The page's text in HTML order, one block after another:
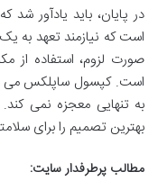
در پایان، باید یادآور
است که نیازمند تعهد به
صورت لزوم، استفاده
است. کپسول ساپلکس می
به تنهایی معجزه نمی
بهترین تصمیم را برای
مطالب پرطرفدار سایت: